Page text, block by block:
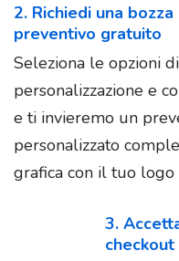
2. Richiedi una
preventivo gratuito
Seleziona le opzioni
personalizzazione e
e ti invieremo un
personalizzato
grafica con il tuo logo
3.
checkout